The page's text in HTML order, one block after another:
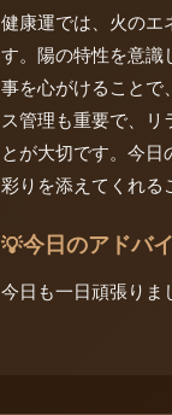
健康運では、火のエ
す。陽の特性を意識
事を心がけることで
ス管理も重要で、リ
とが大切です。今
彩りを添えてくれる
💡今日のアドバ
今日も一日頑張りま